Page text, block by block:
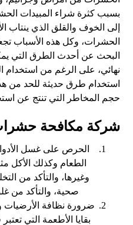
بسبب كثرة شراء المبيدات
إلى الخوف والقلق الذي ينتاب
الحشرات، وكل هذه الأسباب
البحث عن أحدث الطرق التي
نهائي، على الرغم من استخدام
استخدام طرق حديثة للحد من
حجم المخاطر التي تنتج عن
شركة مكافحة
الحرص على غسل
الطعام وكذلك الأكل
وغيرها، والتأكد من
صحية، والتأكد من
ضرورة نظافة الأرضيات
بقايا الأطعمة التي